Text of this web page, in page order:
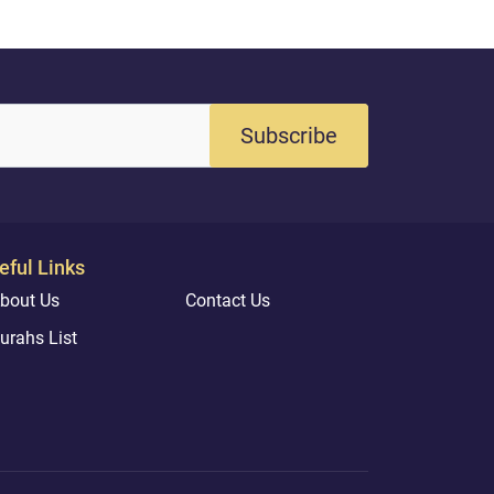
Subscribe
Links
Us
Contact Us
List